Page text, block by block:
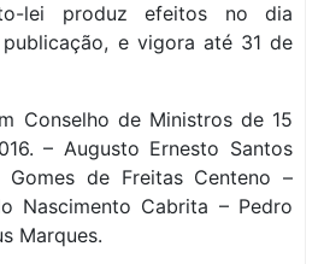
lei produz efeitos no dia
e vigora até 31 de
Conselho de Ministros de 15
– Augusto Ernesto Santos
de Freitas Centeno –
Nascimento Cabrita – Pedro
Marques.